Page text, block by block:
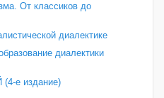
От классиков до
диалектике
диалектики
е издание)